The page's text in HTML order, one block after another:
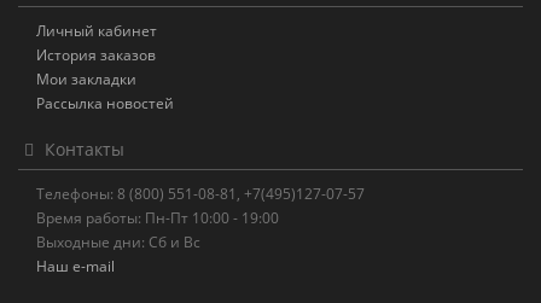
Личный кабинет
История заказов
Мои закладки
Рассылка новостей
Контакты
Телефоны: 8 (800) 551-08-81, +7(495)127-07-57
Время работы: Пн-Пт 10:00 - 19:00
Выходные дни: Сб и Вс
Наш e-mail